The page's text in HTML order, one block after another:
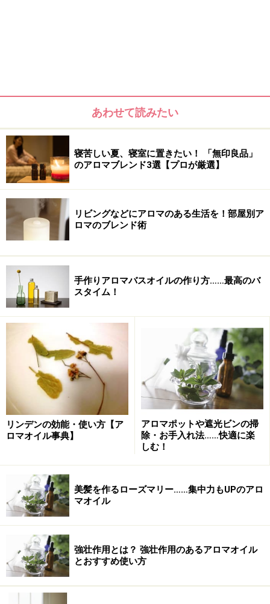
あわせて読みたい
寝苦しい夏、寝室に置きたい！ 「無印良品」
のアロマブレンド3選【プロが厳選】
リビングなどにアロマのある生活を！部屋別ア
ロマのブレンド術
手作りアロマバスオイルの作り方……最高のバ
スタイム！
リンデンの効能・使い方【ア
ロマオイル事典】
アロマポットや遮光ビンの掃
除・お手入れ法……快適に楽
しむ！
美髪を作るローズマリー……集中力もUPのアロ
マオイル
強壮作用とは？ 強壮作用のあるアロマオイル
とおすすめ使い方